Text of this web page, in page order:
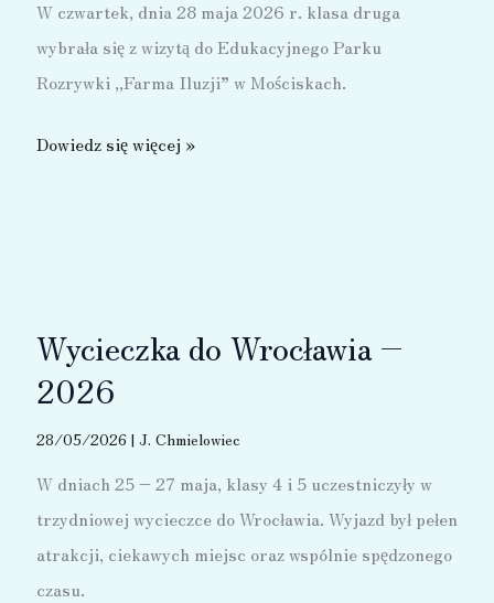
W czwartek, dnia 28 maja 2026 r. klasa druga
wybrała się z wizytą do Edukacyjnego Parku
Rozrywki „Farma Iluzji” w Mościskach.
Wycieczka
Dowiedz się więcej »
Wycieczka do Wrocławia –
2026
28/05/2026 | J. Chmielowiec
W dniach 25 – 27 maja, klasy 4 i 5 uczestniczyły w
trzydniowej wycieczce do Wrocławia. Wyjazd był pełen
atrakcji, ciekawych miejsc oraz wspólnie spędzonego
czasu.